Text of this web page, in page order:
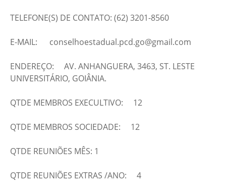
TELEFONE(S) DE CONTATO: (62) 3201-8560
E-MAIL: conselhoestadual.pcd.go@gmail.com
ENDEREÇO: AV. ANHANGUERA, 3463, ST. LESTE
UNIVERSITÁRIO, GOIÂNIA.
QTDE MEMBROS EXECULTIVO: 12
QTDE MEMBROS SOCIEDADE: 12
QTDE REUNIÕES MÊS: 1
QTDE REUNIÕES EXTRAS /ANO: 4